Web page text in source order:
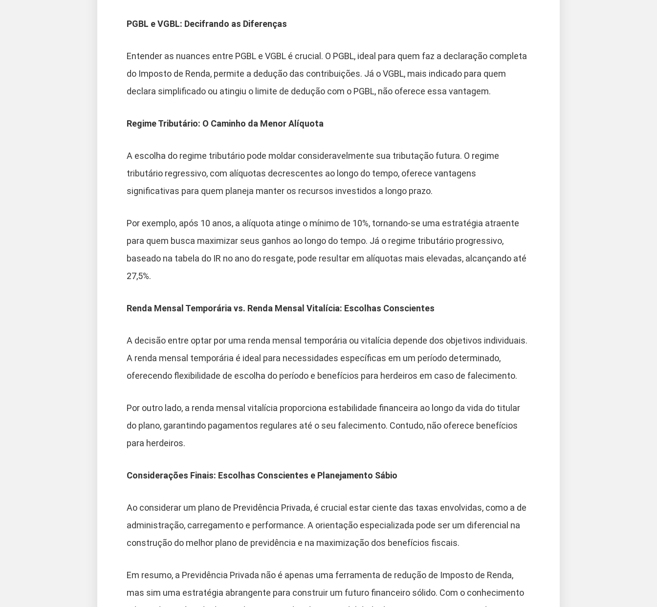
PGBL e VGBL: Decifrando as Diferenças
Entender as nuances entre PGBL e VGBL é crucial. O PGBL, ideal para quem faz a declaração completa
do Imposto de Renda, permite a dedução das contribuições. Já o VGBL, mais indicado para quem
declara simplificado ou atingiu o limite de dedução com o PGBL, não oferece essa vantagem.
Regime Tributário: O Caminho da Menor Alíquota
A escolha do regime tributário pode moldar consideravelmente sua tributação futura. O regime
tributário regressivo, com alíquotas decrescentes ao longo do tempo, oferece vantagens
significativas para quem planeja manter os recursos investidos a longo prazo.
Por exemplo, após 10 anos, a alíquota atinge o mínimo de 10%, tornando-se uma estratégia atraente
para quem busca maximizar seus ganhos ao longo do tempo. Já o regime tributário progressivo,
baseado na tabela do IR no ano do resgate, pode resultar em alíquotas mais elevadas, alcançando até
27,5%.
Renda Mensal Temporária vs. Renda Mensal Vitalícia: Escolhas Conscientes
A decisão entre optar por uma renda mensal temporária ou vitalícia depende dos objetivos individuais.
A renda mensal temporária é ideal para necessidades específicas em um período determinado,
oferecendo flexibilidade de escolha do período e benefícios para herdeiros em caso de falecimento.
Por outro lado, a renda mensal vitalícia proporciona estabilidade financeira ao longo da vida do titular
do plano, garantindo pagamentos regulares até o seu falecimento. Contudo, não oferece benefícios
para herdeiros.
Considerações Finais: Escolhas Conscientes e Planejamento Sábio
Ao considerar um plano de Previdência Privada, é crucial estar ciente das taxas envolvidas, como a de
administração, carregamento e performance. A orientação especializada pode ser um diferencial na
construção do melhor plano de previdência e na maximização dos benefícios fiscais.
Em resumo, a Previdência Privada não é apenas uma ferramenta de redução de Imposto de Renda,
mas sim uma estratégia abrangente para construir um futuro financeiro sólido. Com o conhecimento